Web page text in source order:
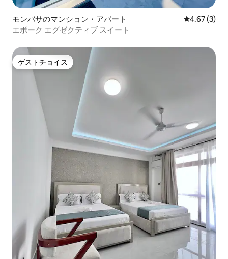
モンバサのマンション・アパート レビュー3
4.67 (3)
エボーク エグゼクティブ スイート
ゲストチョイス
ゲストチョイス